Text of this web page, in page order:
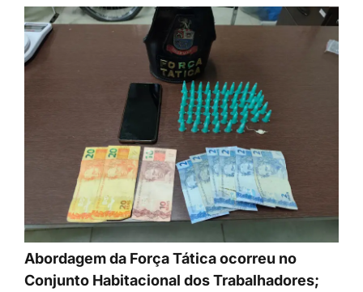
Abordagem da Força Tática ocorreu no
Conjunto Habitacional dos Trabalhadores;